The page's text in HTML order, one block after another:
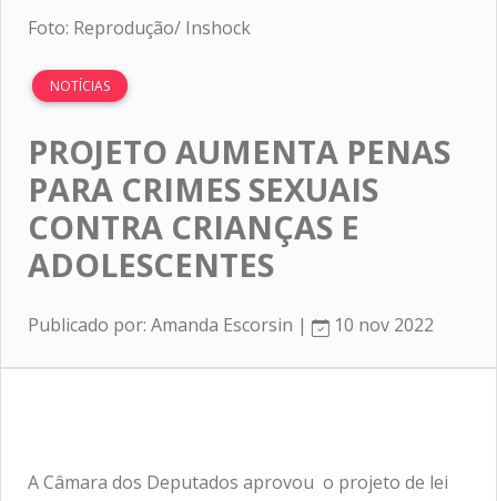
Foto: Reprodução/ Inshock
NOTÍCIAS
PROJETO AUMENTA PENAS
PARA CRIMES SEXUAIS
CONTRA CRIANÇAS E
ADOLESCENTES
Publicado por: Amanda Escorsin | 10 nov 2022
A Câmara dos Deputados aprovou o projeto de lei